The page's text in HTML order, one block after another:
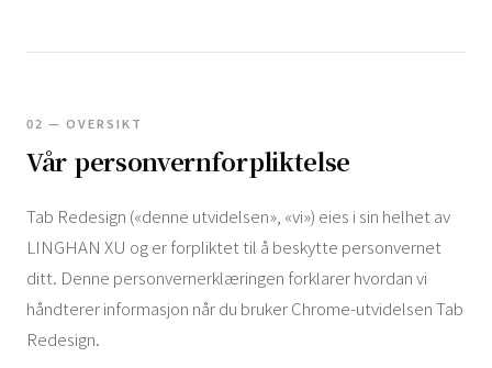
02 — OVERSIKT
Vår personvernforpliktelse
Tab Redesign («denne utvidelsen», «vi») eies i sin helhet av
LINGHAN XU og er forpliktet til å beskytte personvernet
ditt. Denne personvernerklæringen forklarer hvordan vi
håndterer informasjon når du bruker Chrome-utvidelsen Tab
Redesign.